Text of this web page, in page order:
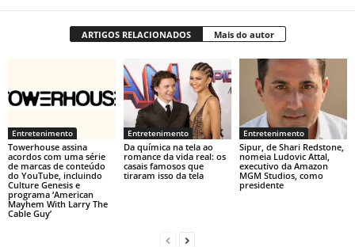
ARTIGOS RELACIONADOS Mais do autor
Entretenimento
Towerhouse assina
acordos com uma série
de marcas de conteúdo
do YouTube, incluindo
Culture Genesis e
programa ‘American
Mayhem With Larry The
Cable Guy’
Entretenimento
Da química na tela ao
romance da vida real: os
casais famosos que
tiraram isso da tela
Entretenimento
Sipur, de Shari Redstone,
nomeia Ludovic Attal,
executivo da Amazon
MGM Studios, como
presidente